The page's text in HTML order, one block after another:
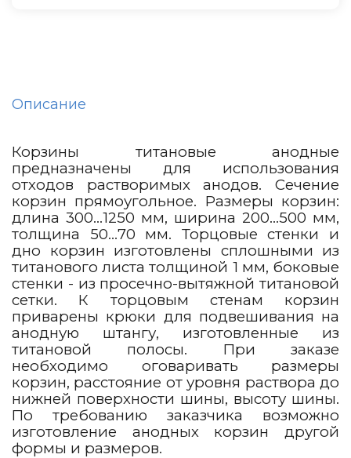
Описание
Корзины титановые анодные
предназначены для использования
отходов растворимых анодов. Сечение
корзин прямоугольное. Размеры корзин:
длина 300…1250 мм, ширина 200…500 мм,
толщина 50…70 мм. Торцовые стенки и
дно корзин изготовлены сплошными из
титанового листа толщиной 1 мм, боковые
стенки - из просечно-вытяжной титановой
сетки. К торцовым стенам корзин
приварены крюки для подвешивания на
анодную штангу, изготовленные из
титановой полосы. При заказе
необходимо оговаривать размеры
корзин, расстояние от уровня раствора до
нижней поверхности шины, высоту шины.
По требованию заказчика возможно
изготовление анодных корзин другой
формы и размеров.